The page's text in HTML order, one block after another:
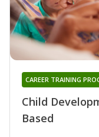
Child
Based
CAREER TRAINING